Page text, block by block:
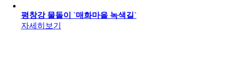
평창강 물돌이 `매화마을 녹색길`
자세히보기